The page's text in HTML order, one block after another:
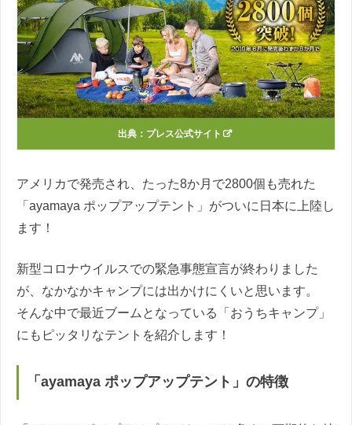
出典： プレス公式サイト
アメリカで発売され、たった8か月で2800個も売れた
「ayamaya ポップアップテント」がついに日本に上陸し
ます！
新型コロナウイルスでの緊急事態宣言が終わりました
が、なかなかキャンプには出かけにくいと思います。
そんな中で最近ブームとなっている「おうちキャンプ」
にもピッタリなテントを紹介します！
「ayamaya ポップアップテント」の特徴